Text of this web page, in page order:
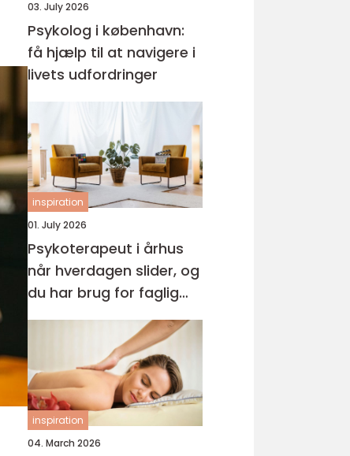
03. July 2026
Psykolog i københavn:
få hjælp til at navigere i
livets udfordringer
inspiration
01. July 2026
Psykoterapeut i århus
når hverdagen slider, og
du har brug for faglig
støtte
inspiration
04. March 2026